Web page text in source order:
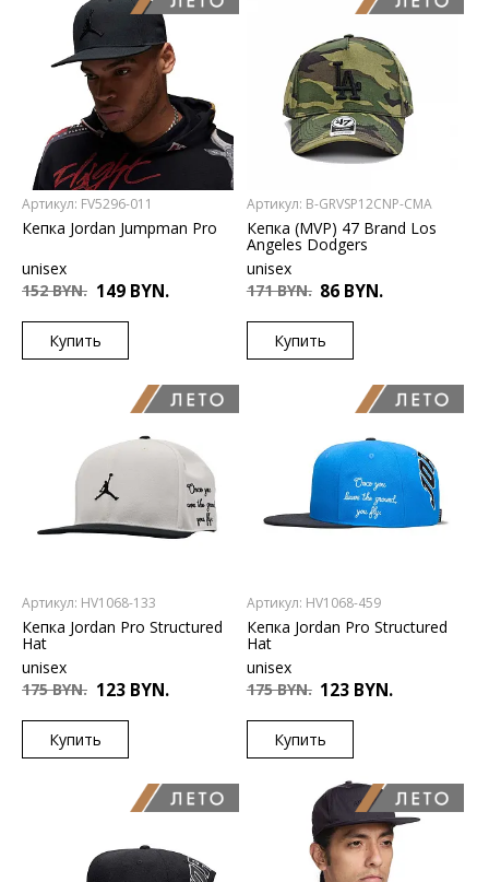
Артикул: FV5296-011
Кепка Jordan Jumpman Pro
unisex
152 BYN. 149 BYN.
Купить
Артикул: B-GRVSP12CNP-CMA
Кепка (MVP) 47 Brand Los
Angeles Dodgers
unisex
171 BYN. 86 BYN.
Купить
Артикул: HV1068-133
Кепка Jordan Pro Structured
Hat
unisex
175 BYN. 123 BYN.
Купить
Артикул: HV1068-459
Кепка Jordan Pro Structured
Hat
unisex
175 BYN. 123 BYN.
Купить
L/XL